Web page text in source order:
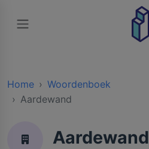
Home
Woordenboek
Aardewand
Aardewand